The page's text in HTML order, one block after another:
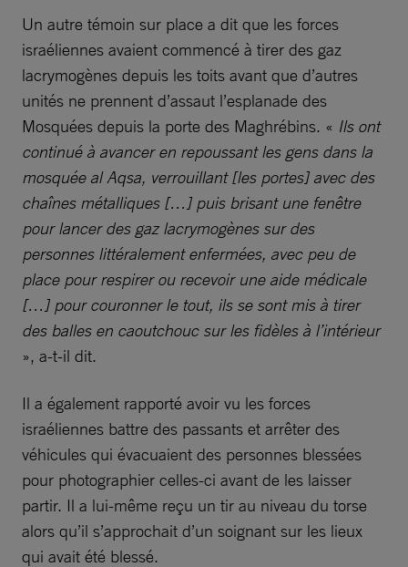
Un autre témoin sur place a dit que les forces
israéliennes avaient commencé à tirer des gaz
lacrymogènes depuis les toits avant que d’autres
unités ne prennent d’assaut l’esplanade des
Mosquées depuis la porte des Maghrébins. « Ils ont
continué à avancer en repoussant les gens dans la
mosquée al Aqsa, verrouillant [les portes] avec des
chaînes métalliques […] puis brisant une fenêtre
pour lancer des gaz lacrymogènes sur des
personnes littéralement enfermées, avec peu de
place pour respirer ou recevoir une aide médicale
[…] pour couronner le tout, ils se sont mis à tirer
des balles en caoutchouc sur les fidèles à l’intérieur
», a-t-il dit.
Il a également rapporté avoir vu les forces
israéliennes battre des passants et arrêter des
véhicules qui évacuaient des personnes blessées
pour photographier celles-ci avant de les laisser
partir. Il a lui-même reçu un tir au niveau du torse
alors qu’il s’approchait d’un soignant sur les lieux
qui avait été blessé.